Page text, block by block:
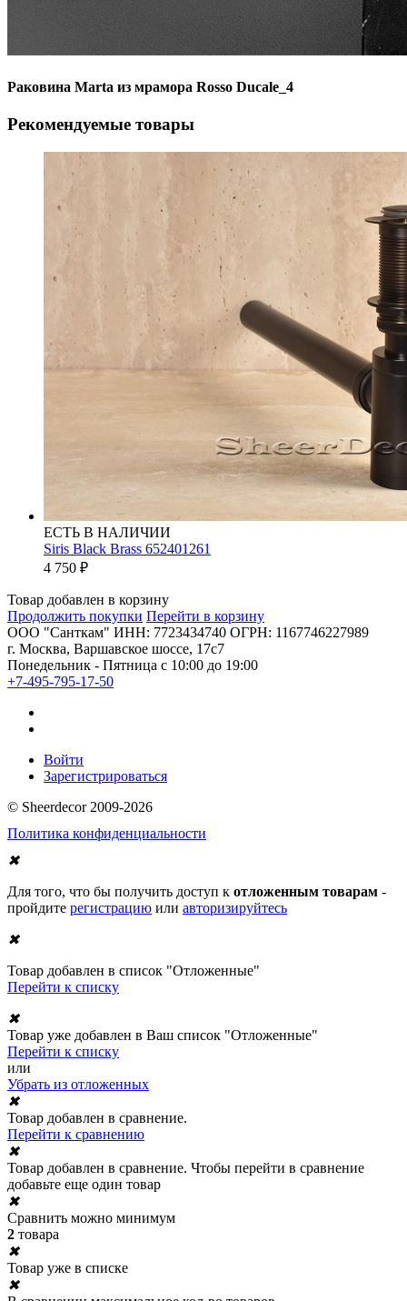
Раковина Marta из мрамора Rosso Ducale_4
Рекомендуемые товары
ЕСТЬ В НАЛИЧИИ
Siris Black Brass 652401261
4 750 ₽
Товар добавлен в корзину
Продолжить покупки Перейти в корзину
ООО "Санткам" ИНН: 7723434740 ОГРН: 1167746227989
г. Москва, Варшавское шоссе, 17с7
Понедельник - Пятница с 10:00 до 19:00
+7-495-795-17-50
Войти
Зарегистрироваться
© Sheerdecor 2009-2026
Политика конфиденциальности
✖
Для того, что бы получить доступ к отложенным товарам -
пройдите регистрацию или авторизируйтесь
✖
Товар добавлен в список "Отложенные"
Перейти к списку
✖
Товар уже добавлен в Ваш список "Отложенные"
Перейти к списку
или
Убрать из отложенных
✖
Товар добавлен в сравнение.
Перейти к сравнению
✖
Товар добавлен в сравнение. Чтобы перейти в сравнение
добавьте еще один товар
✖
Сравнить можно минимум
2 товара
✖
Товар уже в списке
✖